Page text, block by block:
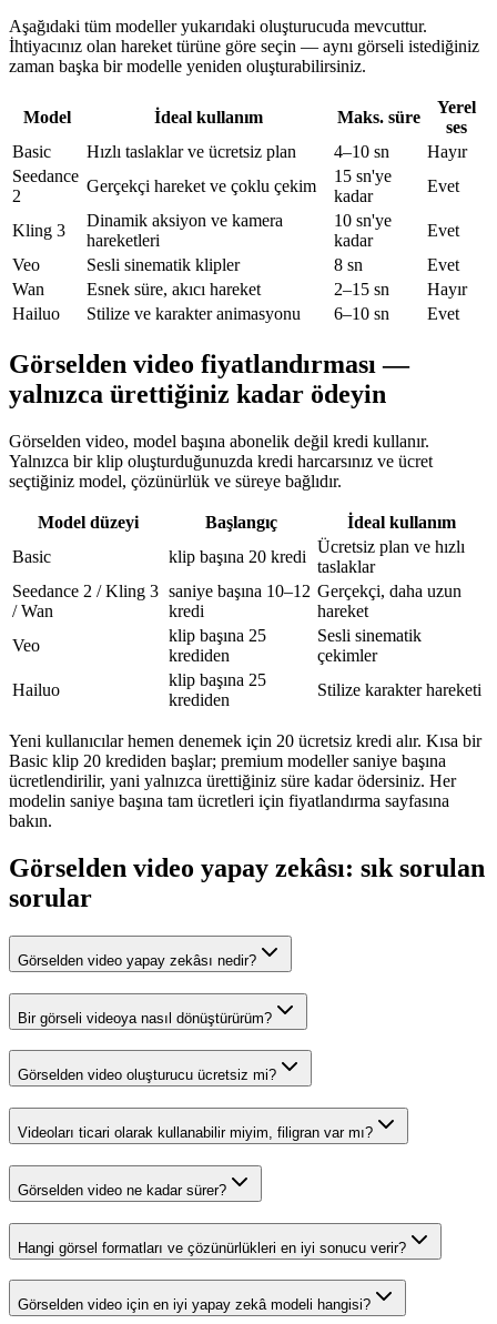
Aşağıdaki tüm modeller yukarıdaki oluşturucuda mevcuttur.
İhtiyacınız olan hareket türüne göre seçin — aynı görseli istediğiniz
zaman başka bir modelle yeniden oluşturabilirsiniz.
Model İdeal kullanım Maks. süre
Yerel
ses
Basic
Hızlı taslaklar ve ücretsiz plan 4–10 sn
Hayır
Seedance
2
Gerçekçi hareket ve çoklu çekim
15 sn'ye
kadar
Evet
Kling 3
Dinamik aksiyon ve kamera
hareketleri
10 sn'ye
kadar
Evet
Veo
Sesli sinematik klipler 8 sn
Evet
Wan
Esnek süre, akıcı hareket 2–15 sn
Hayır
Hailuo
Stilize ve karakter animasyonu 6–10 sn Evet
Görselden video fiyatlandırması —
yalnızca ürettiğiniz kadar ödeyin
Görselden video, model başına abonelik değil kredi kullanır.
Yalnızca bir klip oluşturduğunuzda kredi harcarsınız ve ücret
seçtiğiniz model, çözünürlük ve süreye bağlıdır.
Model düzeyi Başlangıç
İdeal kullanım
Basic
klip başına 20 kredi
Ücretsiz plan ve hızlı
taslaklar
Seedance 2 / Kling 3
/ Wan
saniye başına 10–12
kredi
Gerçekçi, daha uzun
hareket
Veo
klip başına 25
krediden
Sesli sinematik
çekimler
Hailuo
klip başına 25
krediden
Stilize karakter hareketi
Yeni kullanıcılar hemen denemek için 20 ücretsiz kredi alır. Kısa bir
Basic klip 20 krediden başlar; premium modeller saniye başına
ücretlendirilir, yani yalnızca ürettiğiniz süre kadar ödersiniz. Her
modelin saniye başına tam ücretleri için fiyatlandırma sayfasına
bakın.
Görselden video yapay zekâsı: sık sorulan
sorular
Görselden video yapay zekâsı nedir?
Bir görseli videoya nasıl dönüştürürüm?
Görselden video oluşturucu ücretsiz mi?
Videoları ticari olarak kullanabilir miyim, filigran var mı?
Görselden video ne kadar sürer?
Hangi görsel formatları ve çözünürlükleri en iyi sonucu verir?
Görselden video için en iyi yapay zekâ modeli hangisi?